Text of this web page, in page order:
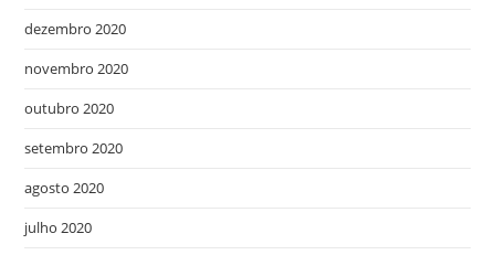
dezembro 2020
novembro 2020
outubro 2020
setembro 2020
agosto 2020
julho 2020